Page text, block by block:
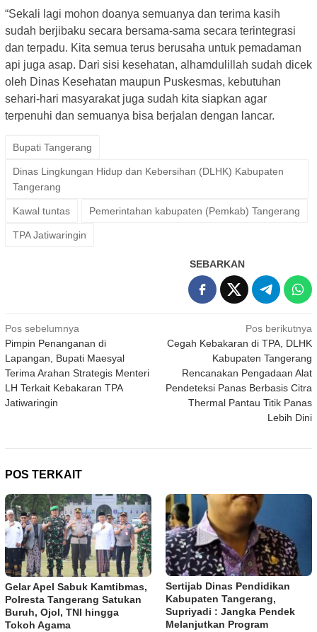
“Sekali lagi mohon doanya semuanya dan terima kasih
sudah berjibaku secara bersama-sama secara terintegrasi
dan terpadu. Kita semua terus berusaha untuk pemadaman
api juga asap. Dari sisi kesehatan, alhamdulillah sudah dicek
oleh Dinas Kesehatan maupun Puskesmas, kebutuhan
sehari-hari masyarakat juga sudah kita siapkan agar
terpenuhi dan semuanya bisa berjalan dengan lancar.
Bupati Tangerang
Dinas Lingkungan Hidup dan Kebersihan (DLHK) Kabupaten
Tangerang
Kawal tuntas Pemerintahan kabupaten (Pemkab) Tangerang
TPA Jatiwaringin
SEBARKAN
Navigasi
pos
Pos sebelumnya
Pimpin Penanganan di
Lapangan, Bupati Maesyal
Terima Arahan Strategis Menteri
LH Terkait Kebakaran TPA
Jatiwaringin
Pos berikutnya
Cegah Kebakaran di TPA, DLHK
Kabupaten Tangerang
Rencanakan Pengadaan Alat
Pendeteksi Panas Berbasis Citra
Thermal Pantau Titik Panas
Lebih Dini
POS TERKAIT
Gelar Apel Sabuk Kamtibmas,
Polresta Tangerang Satukan
Buruh, Ojol, TNI hingga
Tokoh Agama
Sertijab Dinas Pendidikan
Kabupaten Tangerang,
Supriyadi : Jangka Pendek
Melanjutkan Program